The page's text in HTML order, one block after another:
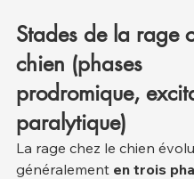
Stades de la rage
chien (phases
prodromique,
paralytique)
La rage chez le chien
généralement en trois